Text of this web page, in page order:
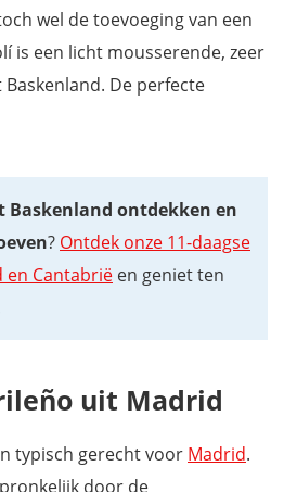
wel de toevoeging van een
is een licht mousserende, zeer
De perfecte
Baskenland ontdekken en
? Ontdek onze 11-daagse
en Cantabrië en geniet ten
uit Madrid
typisch gerecht voor Madrid.
door de